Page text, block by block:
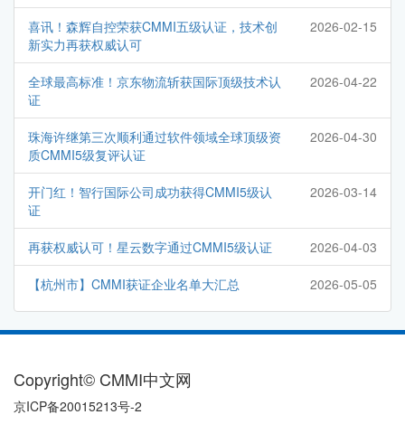
喜讯！森辉自控荣获CMMI五级认证，技术创
新实力再获权威认可
2026-02-15
全球最高标准！京东物流斩获国际顶级技术认
证
2026-04-22
珠海许继第三次顺利通过软件领域全球顶级资
质CMMI5级复评认证
2026-04-30
开门红！智行国际公司成功获得CMMI5级认
证
2026-03-14
再获权威认可！星云数字通过CMMI5级认证 2026-04-03
【杭州市】CMMI获证企业名单大汇总 2026-05-05
Copyright© CMMI中文网
京ICP备20015213号-2